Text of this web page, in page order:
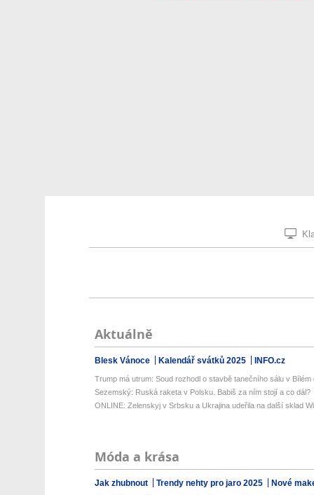
Aktuálně
Blesk Vánoce Kalendář svátků 2025 INFO.cz
Trump má utrum: Soud rozhodl o stavbě tanečního sálu v Bílém
Sezemský: Ruská raketa v Polsku. Babiš za ním stojí a co dál?
ONLINE: Zelenskyj v Srbsku a Ukrajina udeřila na další sklad
Móda a krása
Jak zhubnout Trendy nehty pro jaro 2025 Nové